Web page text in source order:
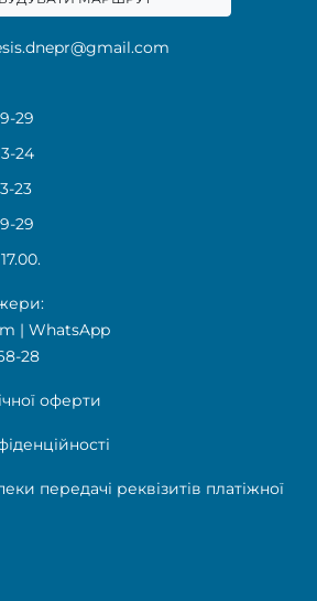
29
24
23
29
| WhatsApp
28
оферти
передачі реквізитів платіжної